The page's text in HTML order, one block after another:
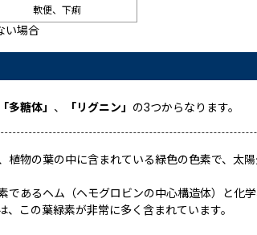
軟便、下痢
い場合
「多糖体」 、 「リグニン」 の3つからなります。
植物の葉の中に含まれている緑色の色素で、太
あるヘム（ヘモグロビンの中心構造体）と化学
この葉緑素が非常に多く含まれています。